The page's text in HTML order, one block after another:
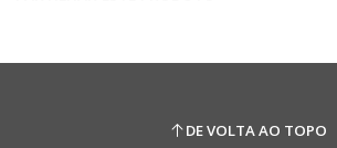
DE VOLTA AO TOPO